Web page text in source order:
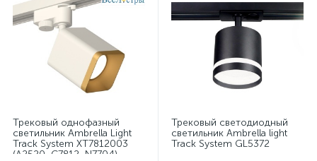
Трековый однофазный
светильник Ambrella Light
Track System XT7812003
(A2520, C7812, N7704)
Трековый светодиодный
светильник Ambrella light
Track System GL5372